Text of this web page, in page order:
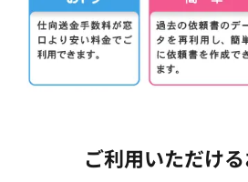
ご利用いただけ